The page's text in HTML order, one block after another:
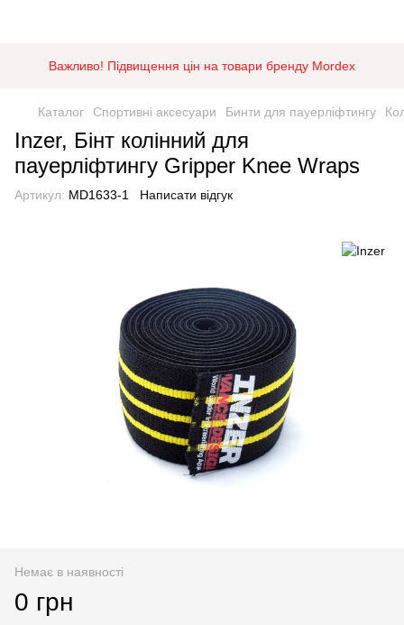
Важливо! Підвищення цін на товари бренду Mordex
Каталог Спортивні аксесуари Бинти для пауерліфтингу
Inzer, Бінт колінний для
пауерліфтингу Gripper Knee Wraps
Артикул: MD1633-1 Написати відгук
Немає в наявності
0 грн